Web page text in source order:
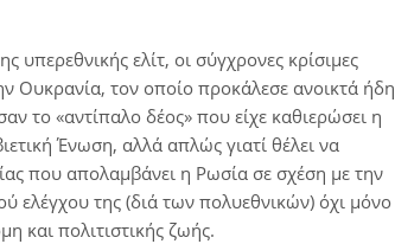
υπερεθνικής ελίτ, οι σύγχρονες κρίσιμες
Ουκρανία, τον οποίο προκάλεσε ανοικτά ήδη
το «αντίπαλο δέος» που είχε καθιερώσει η
Ένωση, αλλά απλώς γιατί θέλει να
που απολαμβάνει η Ρωσία σε σχέση με την
ελέγχου της (διά των πολυεθνικών) όχι μόνο
και πολιτιστικής ζωής.